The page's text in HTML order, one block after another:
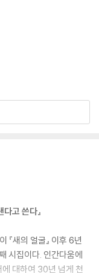
고 쓴다』
『새의 얼굴』 이후 6년
시집이다. 인간다움에
대하여 30년 넘게 천